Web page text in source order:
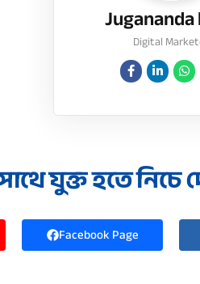
Digital
যুক্ত হতে
Facebook Page